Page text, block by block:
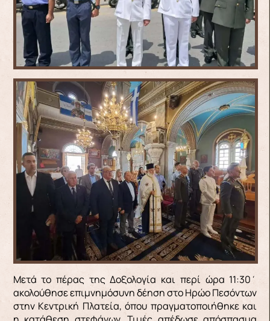
Μετά το πέρας της Δοξολογία και περί ώρα 11:30΄
ακολούθησε επιμνημόσυνη δέηση στο Ηρώο Πεσόντων
στην Κεντρική Πλατεία, όπου πραγματοποιήθηκε και